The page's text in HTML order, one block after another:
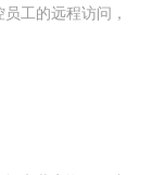
工的远程访问，